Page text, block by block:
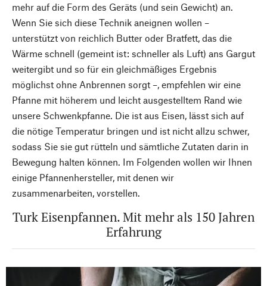
mehr auf die Form des Geräts (und sein Gewicht) an.
Wenn Sie sich diese Technik aneignen wollen –
unterstützt von reichlich Butter oder Bratfett, das die
Wärme schnell (gemeint ist: schneller als Luft) ans Gargut
weitergibt und so für ein gleichmäßiges Ergebnis
möglichst ohne Anbrennen sorgt –, empfehlen wir eine
Pfanne mit höherem und leicht ausgestelltem Rand wie
unsere Schwenkpfanne. Die ist aus Eisen, lässt sich auf
die nötige Temperatur bringen und ist nicht allzu schwer,
sodass Sie sie gut rütteln und sämtliche Zutaten darin in
Bewegung halten können. Im Folgenden wollen wir Ihnen
einige Pfannenhersteller, mit denen wir
zusammenarbeiten, vorstellen.
Turk Eisenpfannen. Mit mehr als 150 Jahren
Erfahrung